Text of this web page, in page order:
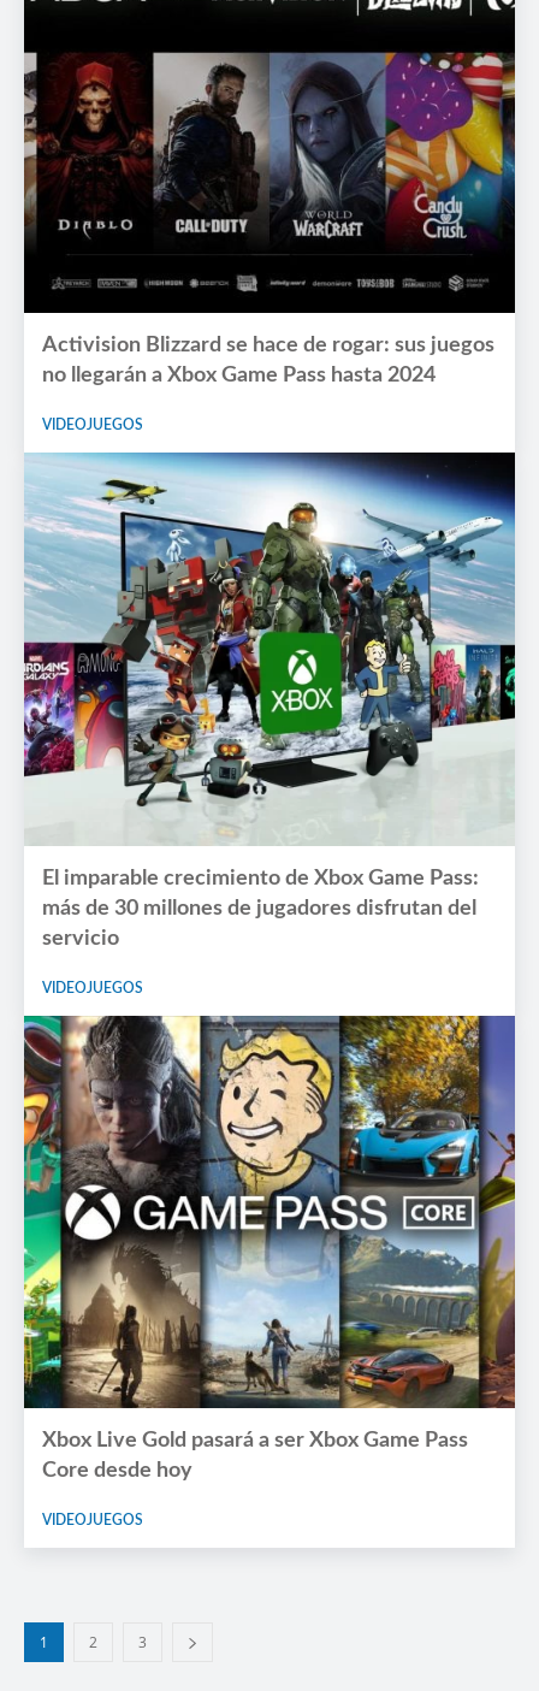
Activision Blizzard se hace de rogar: sus juegos
no llegarán a Xbox Game Pass hasta 2024
VIDEOJUEGOS
El imparable crecimiento de Xbox Game Pass:
más de 30 millones de jugadores disfrutan del
servicio
VIDEOJUEGOS
Xbox Live Gold pasará a ser Xbox Game Pass
Core desde hoy
VIDEOJUEGOS
1 2 3